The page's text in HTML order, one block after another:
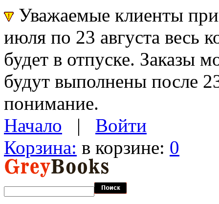
Уважаемые клиенты
июля по 23 августа весь
будет в отпуске. Заказы
будут выполнены после
понимание.
Начало | Войти
Корзина: в корзине: 0